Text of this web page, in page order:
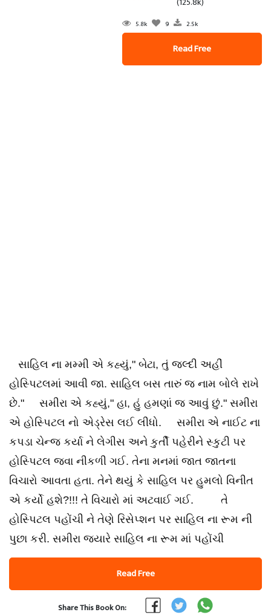
5.8k 9 2.5k
Read Free
સાહિલ ના મમ્મી એ કહ્યું," બેટા, તું જલ્દી અહીં
હોસ્પિટલમાં આવી જા. સાહિલ બસ તારું જ નામ બોલે રાખે
છે." સમીરા એ કહ્યું," હા, હું હમણાં જ આવું છું." સમીરા
એ હોસ્પિટલ નો એડ્રેસ લઈ લીધો. સમીરા એ નાઈટ ના
કપડા ચેન્જ કર્યા ને લેગીસ અને કુર્તી પહેરીને સ્કુટી પર
હોસ્પિટલ જવા નીકળી ગઈ. તેના મનમાં જાત જાતના
વિચારો આવતા હતા. તેને થયું કે સાહિલ પર હુમલો વિનીત
એ કર્યો હશે?!!! તે વિચારો માં અટવાઈ ગઈ. તે
હોસ્પિટલ પહોંચી ને તેણે રિસેપ્શન પર સાહિલ ના રૂમ ની
પુછા કરી. સમીરા જ્યારે સાહિલ ના રૂમ માં પહોંચી
Read Free
Share This Book On: